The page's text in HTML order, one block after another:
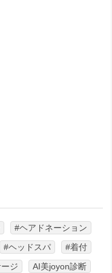
#ヘアドネーション
#ヘッドスパ
#着付
ジ
AI美joyon診断